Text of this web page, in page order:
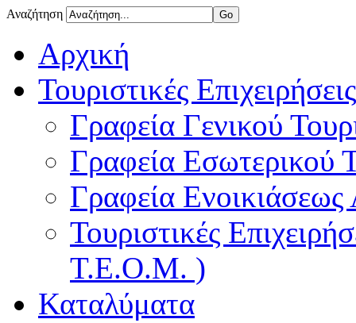
Αναζήτηση
Αρχική
Τουριστικές Επιχειρήσεις
Γραφεία Γενικού
Γραφεία Εσωτερικού
Γραφεία
Τουριστικές
Τ.Ε.Ο.Μ. )
Καταλύματα